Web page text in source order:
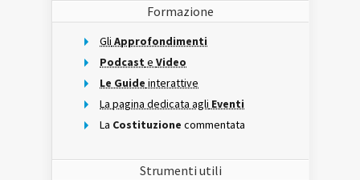
Formazione
Gli Approfondimenti
Podcast e Video
Le Guide interattive
La pagina dedicata agli Eventi
La Costituzione commentata
Strumenti utili